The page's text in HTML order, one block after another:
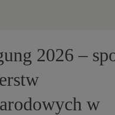
2026 –
w